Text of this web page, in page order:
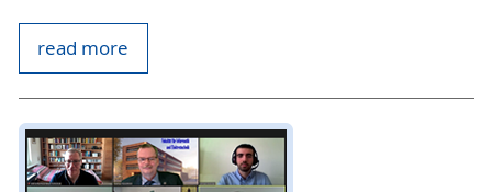
read more